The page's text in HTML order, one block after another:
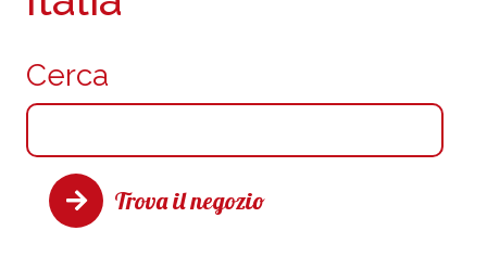
Cerca
Trova il negozio